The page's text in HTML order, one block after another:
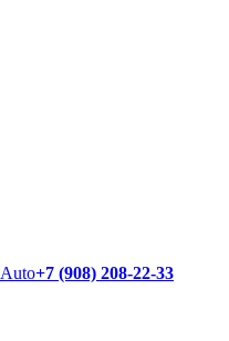
+7 (908) 208-22-33